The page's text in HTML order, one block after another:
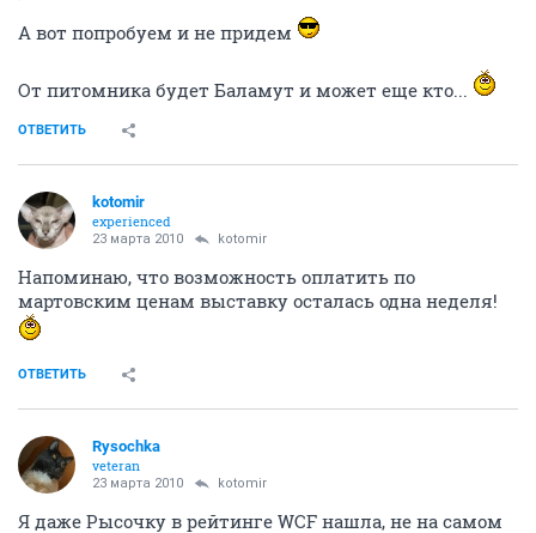
А вот попробуем и не придем
От питомника будет Баламут и может еще кто...
ОТВЕТИТЬ
kotomir
experienced
23 марта 2010 kotomir
Напоминаю, что возможность оплатить по
мартовским ценам выставку осталась одна неделя!
ОТВЕТИТЬ
Rysochka
veteran
23 марта 2010 kotomir
Я даже Рысочку в рейтинге WCF нашла, не на самом